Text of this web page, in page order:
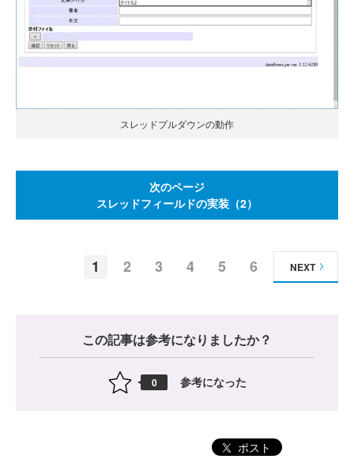
スレッドプルダウンの動作
次のページ
スレッドフィールドの実装（2）
1 2 3 4 5 6 NEXT
この記事は参考になりましたか？
0 参考になった
ポスト